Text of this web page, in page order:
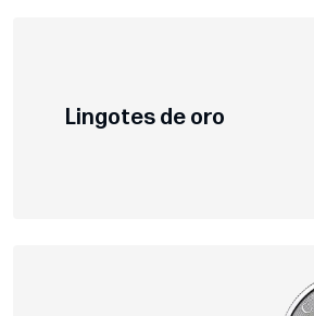
Lingotes de oro